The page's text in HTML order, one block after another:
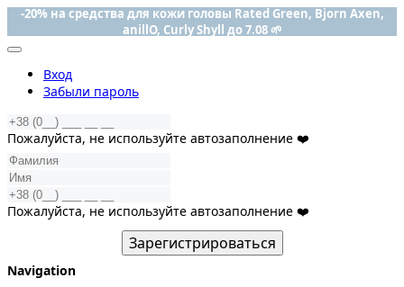
-20% на средства для кожи головы Rated Green, Bjorn Axen,
anillO, Curly Shyll до 7.08 🌱
Вход
Забыли пароль
Пожалуйста, не используйте автозаполнение ❤️
Пожалуйста, не используйте автозаполнение ❤️
Зарегистрироваться
Navigation